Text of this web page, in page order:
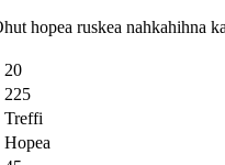
hopea ruskea nahkahihna
20
225
Treffi
Hopea